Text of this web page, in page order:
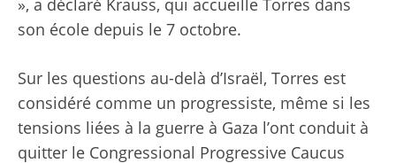
», a déclaré Krauss, qui accueille Torres dans
son école depuis le 7 octobre.
Sur les questions au-delà d’Israël, Torres est
considéré comme un progressiste, même si les
tensions liées à la guerre à Gaza l’ont conduit à
quitter le Congressional Progressive Caucus